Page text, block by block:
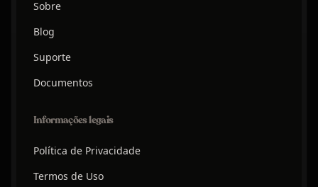
Sobre
Blog
Suporte
Documentos
Informações legais
Política de Privacidade
Termos de Uso